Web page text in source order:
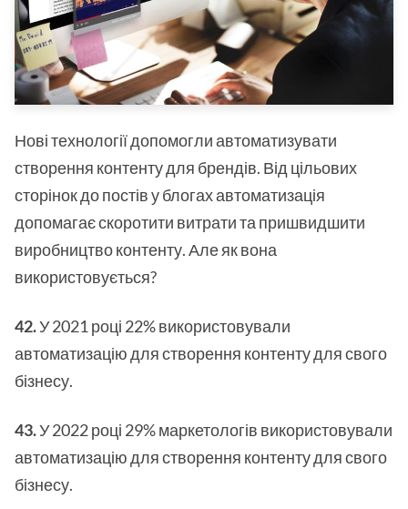
Нові технології допомогли автоматизувати
створення контенту для брендів. Від цільових
сторінок до постів у блогах автоматизація
допомагає скоротити витрати та пришвидшити
виробництво контенту. Але як вона
використовується?
42.У 2021 році 22% використовували
автоматизацію для створення контенту для свого
бізнесу.
43.У 2022 році 29% маркетологів використовували
автоматизацію для створення контенту для свого
бізнесу.